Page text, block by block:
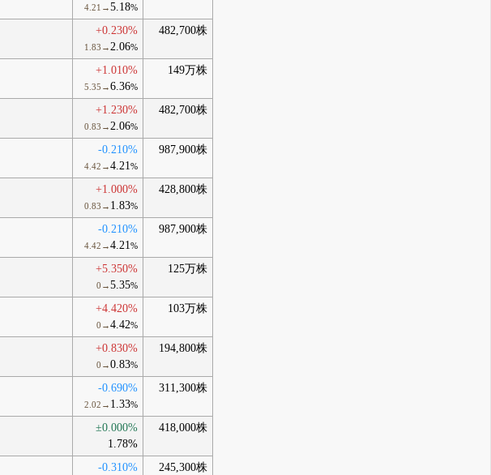
4.21→5.18%
+0.230%
1.83→2.06%
482,700株
+1.010%
5.35→6.36%
149万株
+1.230%
0.83→2.06%
482,700株
-0.210%
4.42→4.21%
987,900株
+1.000%
0.83→ 1.83%
428,800株
-0.210%
4.42→4.21%
987,900株
+5.350%
0→5.35%
125万株
+4.420%
0→4.42%
103万株
+0.830%
0→0.83%
194,800株
-0.690%
2.02→ 1.33%
311,300株
±0.000%
1.78%
418,000株
-0.310% 245,300株